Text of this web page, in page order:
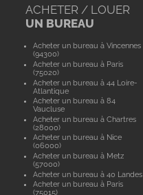
ACHETER / LOUER
UN BUREAU
Acheter un bureau à Vincennes
(94300)
Acheter un bureau à Paris
(75020)
Acheter un bureau à 44 Loire-
Atlantique
Acheter un bureau à 84
Vaucluse
Acheter un bureau à Chartres
(28000)
Acheter un bureau à Nice
(06000)
Acheter un bureau à Metz
(57000)
Acheter un bureau à 40 Landes
Acheter un bureau à Paris
(75015)